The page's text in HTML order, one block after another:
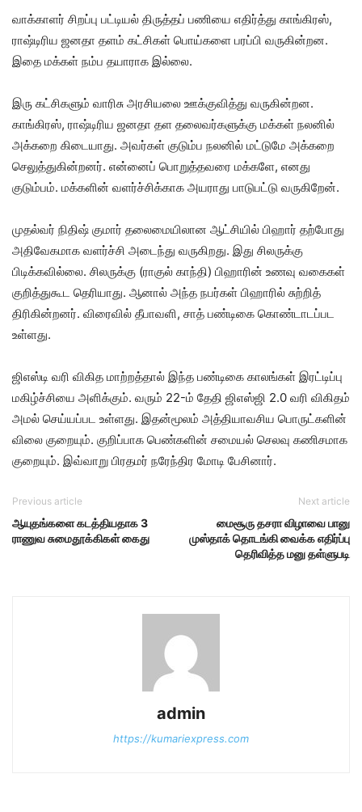
வாக்காளர் சிறப்பு பட்டியல் திருத்தப் பணியை எதிர்த்து காங்கிரஸ்,
ராஷ்டிரிய ஜனதா தளம் கட்சிகள் பொய்களை பரப்பி வருகின்றன.
இதை மக்கள் நம்ப தயாராக இல்லை.
இரு கட்சிகளும் வாரிசு அரசியலை ஊக்குவித்து வருகின்றன.
காங்கிரஸ், ராஷ்டிரிய ஜனதா தள தலைவர்களுக்கு மக்கள் நலனில்
அக்கறை கிடையாது. அவர்கள் குடும்ப நலனில் மட்டுமே அக்கறை
செலுத்துகின்றனர். என்னைப் பொறுத்தவரை மக்களே, எனது
குடும்பம். மக்களின் வளர்ச்சிக்காக அயராது பாடுபட்டு வருகிறேன்.
முதல்வர் நிதிஷ் குமார் தலைமையிலான ஆட்சியில் பிஹார் தற்போது
அதிவேகமாக வளர்ச்சி அடைந்து வருகிறது. இது சிலருக்கு
பிடிக்கவில்லை. சிலருக்கு (ராகுல் காந்தி) பிஹாரின் உணவு வகைகள்
குறித்துகூட தெரியாது. ஆனால் அந்த நபர்கள் பிஹாரில் சுற்றித்
திரிகின்றனர். விரைவில் தீபாவளி, சாத் பண்டிகை கொண்டாடப்பட
உள்ளது.
ஜிஎஸ்டி வரி விகித மாற்றத்தால் இந்த பண்டிகை காலங்கள் இரட்டிப்பு
மகிழ்ச்சியை அளிக்கும். வரும் 22-ம் தேதி ஜிஎஸ்ஜி 2.0 வரி விகிதம்
அமல் செய்யப்பட உள்ளது. இதன்மூலம் அத்தியாவசிய பொருட்களின்
விலை குறையும். குறிப்பாக பெண்களின் சமையல் செலவு கணிசமாக
குறையும். இவ்வாறு பிரதமர் நரேந்திர மோடி பேசினார்.
Previous article
ஆயுதங்களை கடத்தியதாக 3
ராணுவ சுமைதூக்கிகள் கைது
Next article
மைசூரு தசரா விழாவை பானு
முஸ்தாக் தொடங்கி வைக்க எதிர்ப்பு
தெரிவித்த மனு தள்ளுபடி
admin
https://kumariexpress.com